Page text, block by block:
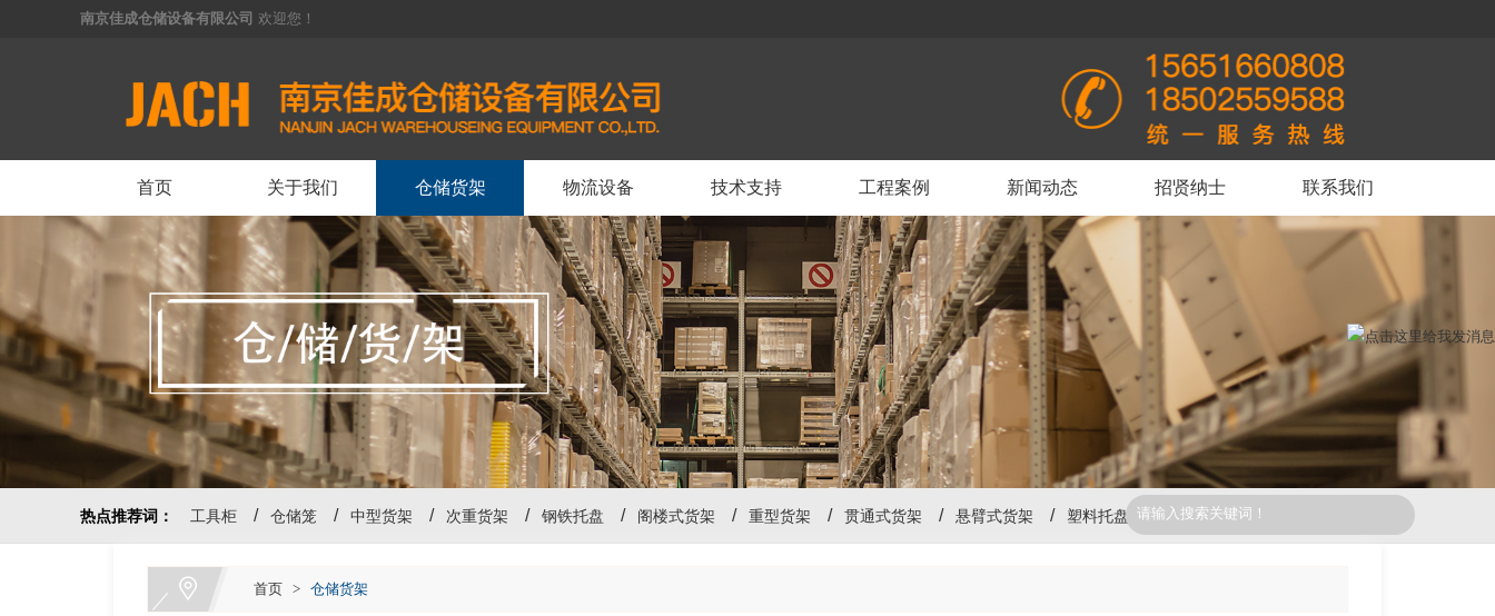
南京佳成仓储设备有限公司 欢迎您！
首页 关于我们 仓储货架 物流设备 技术支持 工程案例 新闻动态 招贤纳士 联系我们
< >
热点推荐词： 工具柜 仓储笼 中型货架 次重货架 钢铁托盘 阁楼式货架 重型货架 贯通式货架 悬臂式货架 塑料托盘
首页 > 仓储货架